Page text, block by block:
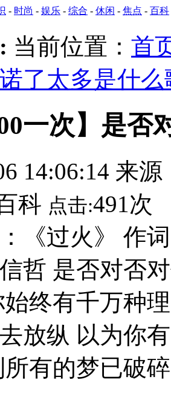
- 时尚 - 娱乐 - 综合 - 休闲 - 焦点 - 百科
当前位置： 首
了太多是什么
一次】是
14:06:14 来源
科 点击:491次
《过火》 作
哲 是否对否
终有千万种
放纵 以为你
有的梦已破